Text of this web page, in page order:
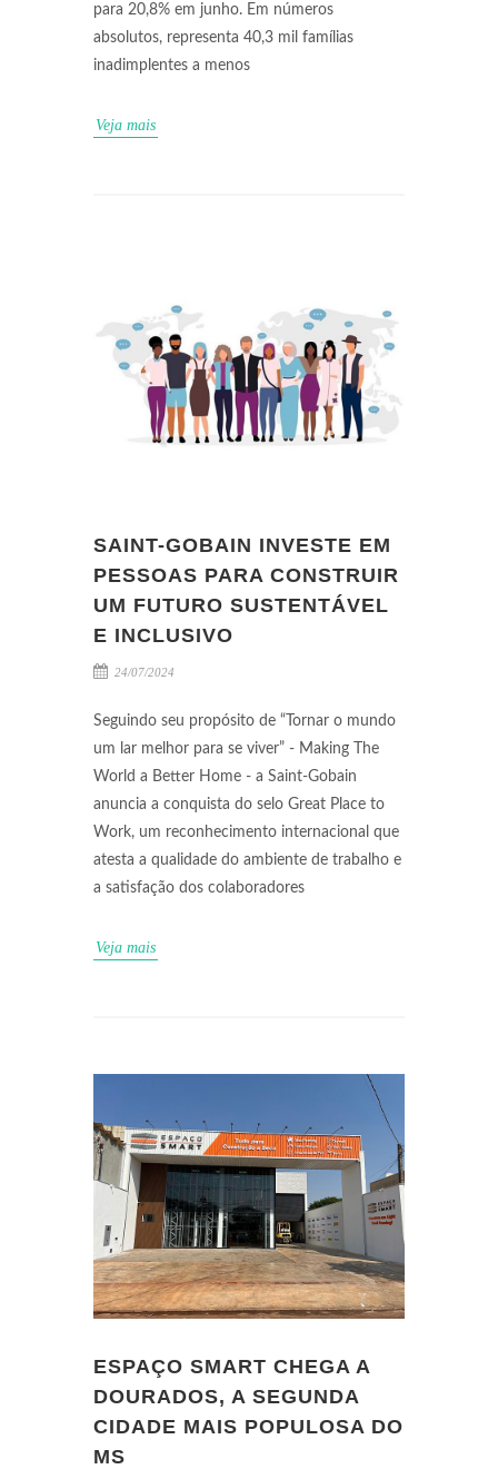
para 20,8% em junho. Em números
absolutos, representa 40,3 mil famílias
inadimplentes a menos
Veja mais
SAINT-GOBAIN INVESTE EM
PESSOAS PARA CONSTRUIR
UM FUTURO SUSTENTÁVEL
E INCLUSIVO
24/07/2024
Seguindo seu propósito de “Tornar o mundo
um lar melhor para se viver” - Making The
World a Better Home - a Saint-Gobain
anuncia a conquista do selo Great Place to
Work, um reconhecimento internacional que
atesta a qualidade do ambiente de trabalho e
a satisfação dos colaboradores
Veja mais
ESPAÇO SMART CHEGA A
DOURADOS, A SEGUNDA
CIDADE MAIS POPULOSA DO
MS